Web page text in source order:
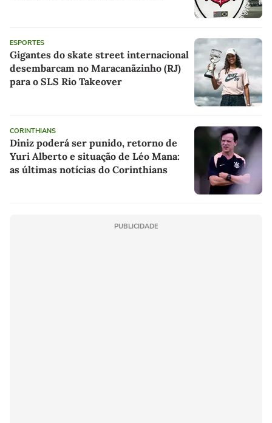
ESPORTES
Gigantes do skate street internacional
desembarcam no Maracanãzinho (RJ)
para o SLS Rio Takeover
CORINTHIANS
Diniz poderá ser punido, retorno de
Yuri Alberto e situação de Léo Mana:
as últimas notícias do Corinthians
PUBLICIDADE